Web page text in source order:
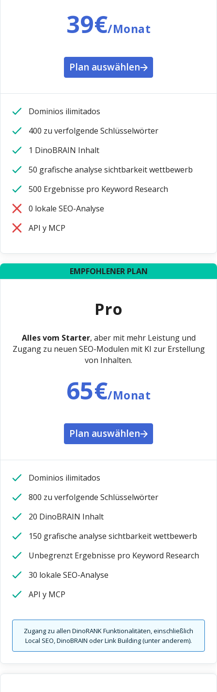
39€/Monat
Plan auswählen
Dominios ilimitados
400 zu verfolgende Schlüsselwörter
1 DinoBRAIN Inhalt
50 grafische analyse sichtbarkeit wettbewerb
500 Ergebnisse pro Keyword Research
0 lokale SEO-Analyse
API y MCP
EMPFOHLENER PLAN
Pro
Alles vom Starter, aber mit mehr Leistung und
Zugang zu neuen SEO-Modulen mit KI zur Erstellung
von Inhalten.
65€/Monat
Plan auswählen
Dominios ilimitados
800 zu verfolgende Schlüsselwörter
20 DinoBRAIN Inhalt
150 grafische analyse sichtbarkeit wettbewerb
Unbegrenzt Ergebnisse pro Keyword Research
30 lokale SEO-Analyse
API y MCP
Zugang zu allen DinoRANK Funktionalitäten, einschließlich
Local SEO, DinoBRAIN oder Link Building (unter anderem).